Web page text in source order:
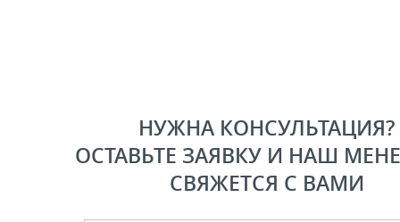
НУЖНА КОНСУЛЬТАЦИЯ?
ОСТАВЬТЕ ЗАЯВКУ И НАШ
СВЯЖЕТСЯ С ВАМИ